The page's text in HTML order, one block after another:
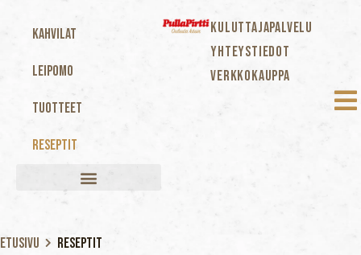
Kahvilat
Leipomo
Tuotteet
Reseptit
KULUTTAJAPALVELU
YHTEYSTIEDOT
VERKKOKAUPPA
Etusivu Reseptit